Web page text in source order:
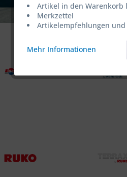
Artikel in den Warenkorb
Merkzettel
Artikelempfehlungen
Mehr Informationen